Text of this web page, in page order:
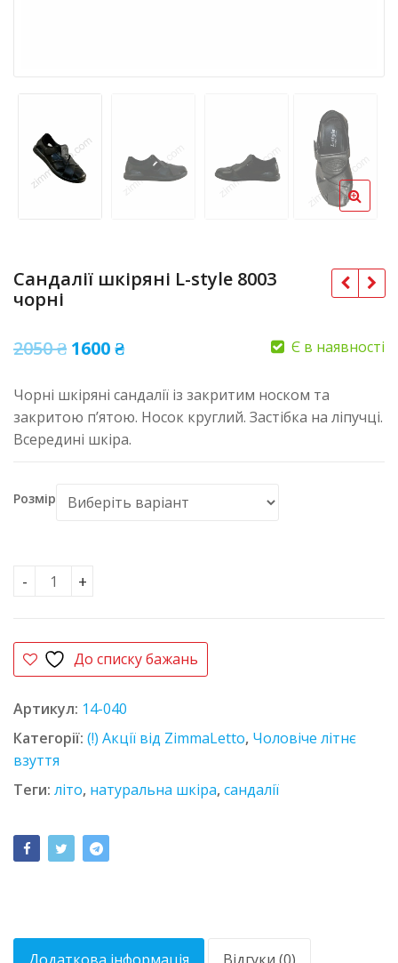
Сандалії шкіряні L-style 8003
чорні
2050₴ Оригінальна
2050 ₴.
1600₴Поточна
1600 ₴.
Є в наявності
Чорні шкіряні сандалії із закритим носком та
закритою п’ятою. Носок круглий. Застібка на ліпучці.
Всередині шкіра.
Розмір
Сандалії шкіряні L-style 8003 чорні кількість
До списку бажань
Артикул: 14-040
Категорії: (!) Акції від ZimmaLetto, Чоловіче літнє
взуття
Теги: літо, натуральна шкіра,сандалії